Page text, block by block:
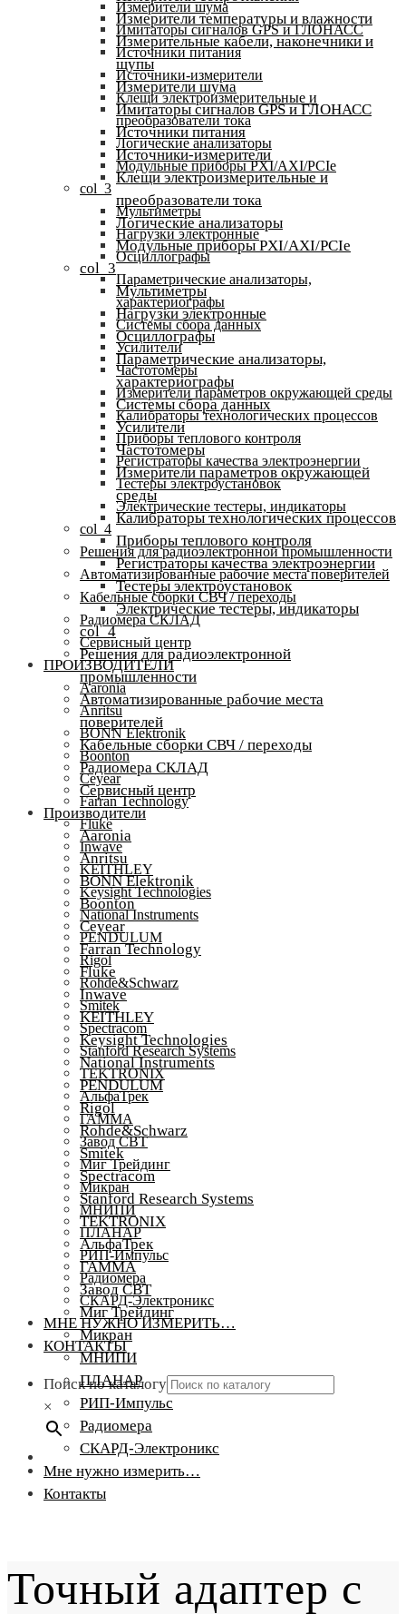
Измерители шума
Имитаторы сигналов GPS и ГЛОНАСС
Источники питания
Источники-измерители
Клещи электроизмерительные и
преобразователи тока
Логические анализаторы
Модульные приборы PXI/AXI/PCIe
col_3
Мультиметры
Нагрузки электронные
Осциллографы
Параметрические анализаторы,
характериографы
Системы сбора данных
Усилители
Частотомеры
Измерители параметров окружающей среды
Калибраторы технологических процессов
Приборы теплового контроля
Регистраторы качества электроэнергии
Тестеры электроустановок
Электрические тестеры, индикаторы
col_4
Решения для радиоэлектронной промышленности
Автоматизированные рабочие места поверителей
Кабельные сборки СВЧ / переходы
Радиомера СКЛАД
Сервисный центр
ПРОИЗВОДИТЕЛИ
Aaronia
Anritsu
BONN Elektronik
Boonton
Ceyear
Farran Technology
Fluke
Inwave
KEITHLEY
Keysight Technologies
National Instruments
PENDULUM
Rigol
Rohde&Schwarz
Smitek
Spectracom
Stanford Research Systems
TEKTRONIX
АльфаТрек
ГАММА
Завод СВТ
Миг Трейдинг
Микран
МНИПИ
ПЛАНАР
РИП-Импульс
Радиомера
СКАРД-Электроникс
МНЕ НУЖНО ИЗМЕРИТЬ…
КОНТАКТЫ
Поиск по каталогу
×
Измерители температуры и влажности
Измерительные кабели, наконечники и
щупы
Измерители шума
Имитаторы сигналов GPS и ГЛОНАСС
Источники питания
Источники-измерители
Клещи электроизмерительные и
преобразователи тока
Логические анализаторы
Модульные приборы PXI/AXI/PCIe
col_3
Мультиметры
Нагрузки электронные
Осциллографы
Параметрические анализаторы,
характериографы
Системы сбора данных
Усилители
Частотомеры
Измерители параметров окружающей
среды
Калибраторы технологических процессов
Приборы теплового контроля
Регистраторы качества электроэнергии
Тестеры электроустановок
Электрические тестеры, индикаторы
col_4
Решения для радиоэлектронной
промышленности
Автоматизированные рабочие места
поверителей
Кабельные сборки СВЧ / переходы
Радиомера СКЛАД
Сервисный центр
Производители
Aaronia
Anritsu
BONN Elektronik
Boonton
Ceyear
Farran Technology
Fluke
Inwave
KEITHLEY
Keysight Technologies
National Instruments
PENDULUM
Rigol
Rohde&Schwarz
Smitek
Spectracom
Stanford Research Systems
TEKTRONIX
АльфаТрек
ГАММА
Завод СВТ
Миг Трейдинг
Микран
МНИПИ
ПЛАНАР
РИП-Импульс
Радиомера
СКАРД-Электроникс
Мне нужно измерить…
Контакты
Точный адаптер с